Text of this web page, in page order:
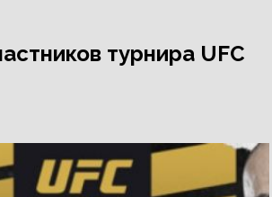
турнира UFC